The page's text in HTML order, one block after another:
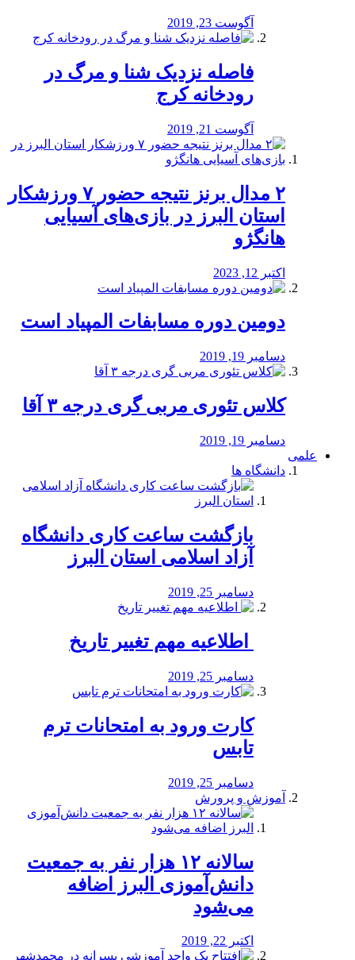
آگوست 23, 2019
️فاصله نزدیک شنا و مرگ در
رودخانه کرج
آگوست 21, 2019
۲ مدال برنز نتیجه حضور ۷ ورزشکار
استان البرز در بازی‌های آسیایی
هانگژو
اکتبر 12, 2023
دومین دوره مسابفات المپیاد است
دسامبر 19, 2019
کلاس تئوری مربی گری درجه ۳ آقا
دسامبر 19, 2019
علمی
دانشگاه ها
بازگشت ساعت کاری دانشگاه
آزاد اسلامی استان البرز
دسامبر 25, 2019
️ اطلاعیه مهم تغییر تاریخ
دسامبر 25, 2019
کارت ورود به امتحانات ترم
تابس
دسامبر 25, 2019
آموزش و پرورش
️سالانه ۱۲ هزار نفر به جمعیت
دانش‌آموزی البرز اضافه
می‌شود
اکتبر 22, 2019